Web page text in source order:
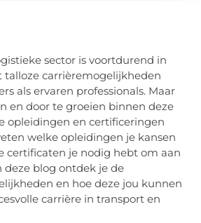
sector is voortdurend in
talloze carrièremogelijkheden
als ervaren professionals. Maar
en door te groeien binnen deze
opleidingen en certificeringen
welke opleidingen je kansen
certificaten je nodig hebt om aan
deze blog ontdek je de
en hoe deze jou kunnen
carrière in transport en